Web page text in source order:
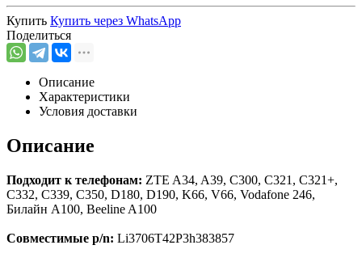
Купить Купить через WhatsApp
Поделиться
Описание
Характеристики
Условия доставки
Описание
Подходит к телефонам: ZTE A34, A39, C300, C321, C321+,
C332, C339, C350, D180, D190, K66, V66, Vodafone 246,
Билайн A100, Beeline A100
Совместимые p/n: Li3706T42P3h383857